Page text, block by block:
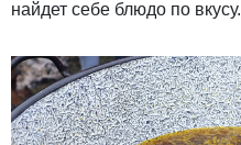
найдет себе блюдо по вкусу.